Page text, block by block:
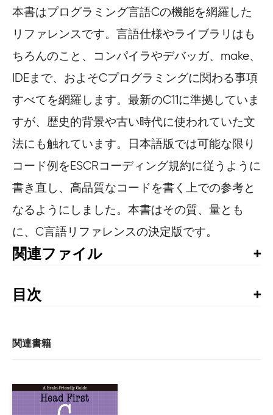
本書はプログラミング言語Cの機能を網羅した
リファレンスです。言語仕様やライブラリはも
ちろんのこと、コンパイラやデバッガ、make、
IDEまで、およそCプログラミングに関わる事項
すべてを網羅します。最新のC11に準拠していま
すが、歴史的背景や古い時代に使われていた文
法にも触れています。日本語版では可能な限り
コード例をESCRコーディング規約に従うように
書き直し、高品質なコードを書く上での参考と
なるようにしました。本書はその質、量とも
に、C言語リファレンスの決定版です。
関連ファイル
目次
第Ⅰ部言語
    1.1　Cの特徴
    1.2　Cプログラムの構造
関連書籍